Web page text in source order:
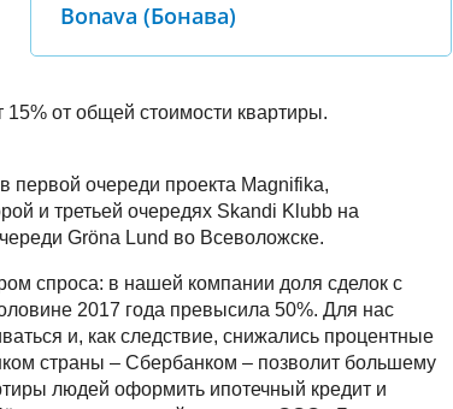
Bonava (Бонава)
15% от общей стоимости квартиры.
первой очереди проекта Magnifika,
и третьей очередях Skandi Klubb на
Gröna Lund во Всеволожске.
спроса: в нашей компании доля сделок с
2017 года превысила 50%. Для нас
и, как следствие, снижались процентные
страны – Сбербанком – позволит большему
людей оформить ипотечный кредит и